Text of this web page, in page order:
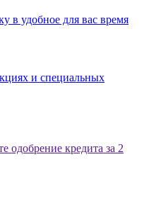
в удобное для вас время
и специальных
одобрение кредита за 2